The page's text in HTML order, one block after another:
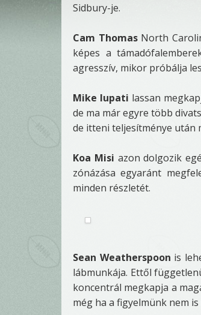
Sidbury-je.
Cam Thomas North
képes a
agresszív, mikor próbálja
Mike Iupati lassan
de ma már egyre több
de itteni teljesítménye után
Koa Misi azon dolgozik
zónázása egyaránt
minden részletét.
Sean Weatherspoon is
lábmunkája. Ettől
koncentrál megkapja a
még ha a figyelmünk nem